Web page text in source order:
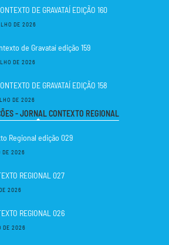
DE GRAVATAÍ EDIÇÃO 160
DE 2026
de Gravataí edição 159
DE 2026
DE GRAVATAÍ EDIÇÃO 158
DE 2026
- JORNAL CONTEXTO REGIONAL
Regional edição 029
DE 2026
REGIONAL 027
2026
REGIONAL 026
DE 2026